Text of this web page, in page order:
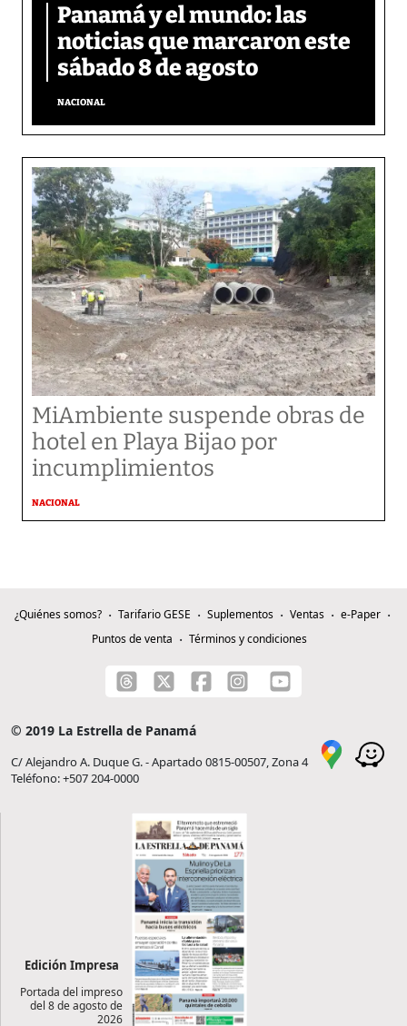
Panamá y el mundo: las
noticias que marcaron este
sábado 8 de agosto
NACIONAL
MiAmbiente suspende obras de
hotel en Playa Bijao por
incumplimientos
NACIONAL
¿Quiénes somos? Tarifario GESE Suplementos Ventas
e-Paper
Puntos de venta
Términos y condiciones
© 2019 La Estrella de Panamá
C/ Alejandro A. Duque G. - Apartado 0815-00507, Zona 4
Teléfono: +507 204-0000
Edición Impresa
Portada del impreso
del 8 de agosto de
2026